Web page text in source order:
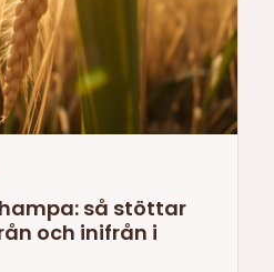
så stöttar
och inifrån i